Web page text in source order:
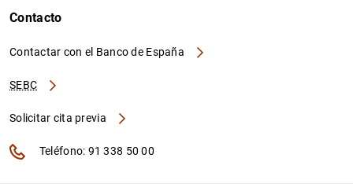
Contacto
Contactar con el Banco de España
SEBC
Solicitar cita previa
Teléfono: 91 338 50 00